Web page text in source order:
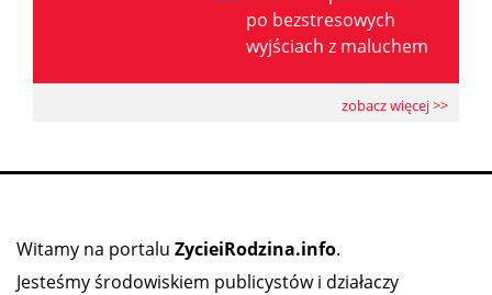
po bezstresowych
wyjściach z maluchem
zobacz więcej >>
Witamy na portalu ZycieiRodzina.info.
Jesteśmy środowiskiem publicystów i działaczy